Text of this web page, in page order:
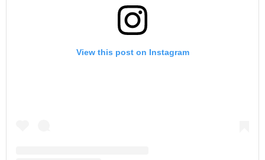
View this post on Instagram